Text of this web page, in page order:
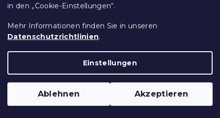
in den „Cookie-Einstellungen“.
Mehr Informationen finden Sie in unseren
Datenschutzrichtlinien.
Einstellungen
Ablehnen Akzeptieren
11,90 €
15 % Rabattcode: